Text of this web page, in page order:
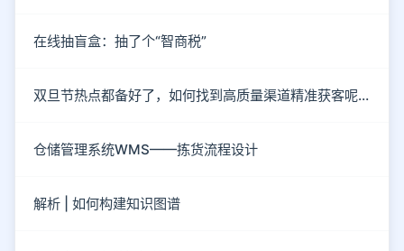
在线抽盲盒：抽了个“智商税”
双旦节热点都备好了，如何找到高质量渠道精准获客呢？
仓储管理系统WMS——拣货流程设计
解析 | 如何构建知识图谱